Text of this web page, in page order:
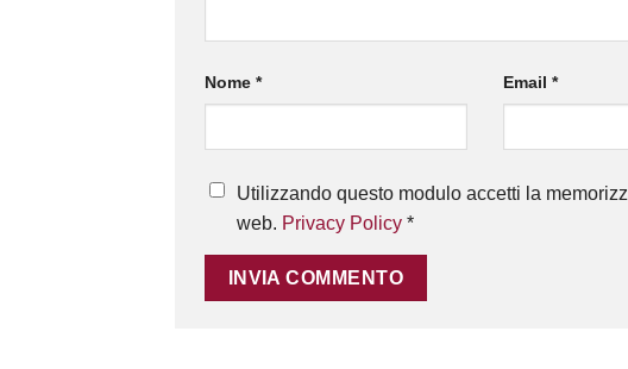
Nome * Email *
Utilizzando questo modulo accetti la
web. Privacy Policy *